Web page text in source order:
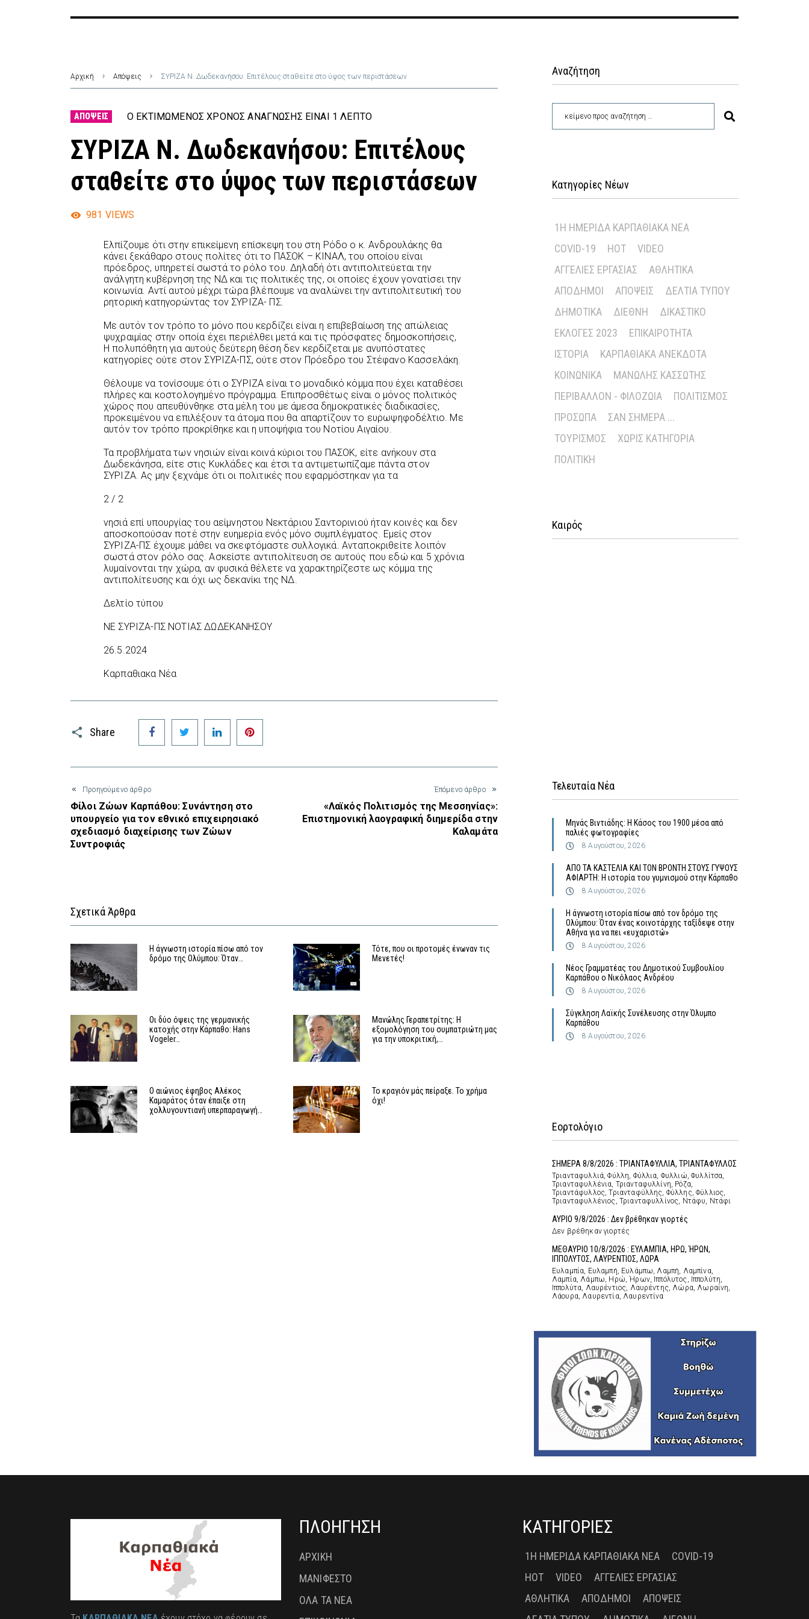
Αρχική Απόψεις ΣΥΡΙΖΑ Ν. Δωδεκανήσου: Επιτέλους σταθείτε στο ύψος των περιστάσεων
ΑΠΌΨΕΙΣ Ο ΕΚΤΙΜΏΜΕΝΟΣ ΧΡΌΝΟΣ ΑΝΆΓΝΩΣΗΣ ΕΊΝΑΙ 1 ΛΕΠΤΌ
ΣΥΡΙΖΑ Ν. Δωδεκανήσου: Επιτέλους
σταθείτε στο ύψος των περιστάσεων
981 VIEWS
Ελπίζουμε ότι στην επικείμενη επίσκεψη του στη Ρόδο ο κ. Ανδρουλάκης θα
κάνει ξεκάθαρο στους πολίτες ότι το ΠΑΣΟΚ – ΚΙΝΑΛ, του οποίου είναι
πρόεδρος, υπηρετεί σωστά το ρόλο του. Δηλαδή ότι αντιπολιτεύεται την
ανάλγητη κυβέρνηση της ΝΔ και τις πολιτικές της, οι οποίες έχουν γονατίσει την
κοινωνία. Αντί αυτού μέχρι τώρα βλέπουμε να αναλώνει την αντιπολιτευτική του
ρητορική κατηγορώντας τον ΣΥΡΙΖΑ- ΠΣ.
Με αυτόν τον τρόπο το μόνο που κερδίζει είναι η επιβεβαίωση της απώλειας
ψυχραιμίας στην οποία έχει περιέλθει μετά και τις πρόσφατες δημοσκοπήσεις,
Η πολυπόθητη για αυτούς δεύτερη θέση δεν κερδίζεται με ανυπόστατες
κατηγορίες ούτε στον ΣΥΡΙΖΑ-ΠΣ, ούτε στον Πρόεδρο του Στέφανο Κασσελάκη.
Θέλουμε να τονίσουμε ότι ο ΣΥΡΙΖΑ είναι το μοναδικό κόμμα που έχει καταθέσει
πλήρες και κοστολογημένο πρόγραμμα. Επιπροσθέτως είναι ο μόνος πολιτικός
χώρος που απευθύνθηκε στα μέλη του με άμεσα δημοκρατικές διαδικασίες,
προκειμένου να επιλέξουν τα άτομα που θα απαρτίζουν το ευρωψηφοδέλτιο. Με
αυτόν τον τρόπο προκρίθηκε και η υποψήφια του Νοτίου Αιγαίου.
Τα προβλήματα των νησιών είναι κοινά κύριοι του ΠΑΣΟΚ, είτε ανήκουν στα
Δωδεκάνησα, είτε στις Κυκλάδες και έτσι τα αντιμετωπίζαμε πάντα στον
ΣΥΡΙΖΑ. Ας μην ξεχνάμε ότι οι πολιτικές που εφαρμόστηκαν για τα
2 / 2
νησιά επί υπουργίας του αείμνηστου Νεκτάριου Σαντορινιού ήταν κοινές και δεν
αποσκοπούσαν ποτέ στην ευημερία ενός μόνο συμπλέγματος. Εμείς στον
ΣΥΡΙΖΑ-ΠΣ έχουμε μάθει να σκεφτόμαστε συλλογικά. Ανταποκριθείτε λοιπόν
σωστά στον ρόλο σας. Ασκείστε αντιπολίτευση σε αυτούς που εδώ και 5 χρόνια
λυμαίνονται την χώρα, αν φυσικά θέλετε να χαρακτηρίζεστε ως κόμμα της
αντιπολίτευσης και όχι ως δεκανίκι της ΝΔ.
Δελτίο τύπου
ΝΕ ΣΥΡΙΖΑ-ΠΣ ΝΟΤΙΑΣ ΔΩΔΕΚΑΝΗΣΟΥ
26.5.2024
Καρπαθιακα Νέα
Share
Facebook Twitter LinkedIn
Προηγούμενο άρθρο
Φίλοι Ζώων Καρπάθου: Συνάντηση στο
υπουργείο για τον εθνικό επιχειρησιακό
σχεδιασμό διαχείρισης των Ζώων
Συντροφιάς
Έπόμενο άρθρο
«Λαϊκός Πολιτισμός της Μεσσηνίας»:
Επιστημονική λαογραφική διημερίδα στην
Καλαμάτα
Σχετικά Άρθρα
Η άγνωστη ιστορία πίσω από τον
δρόμο της Ολύμπου: Όταν…
Τότε, που οι προτομές ένωναν τις
Μενετές!
Οι δύο όψεις της γερμανικής
κατοχής στην Κάρπαθο: Hans
Vogeler…
Μανώλης Γεραπετρίτης: Η
εξομολόγηση του συμπατριώτη μας
για την υποκριτική,…
Ο αιώνιος έφηβος Αλέκος
Καμαράτος όταν έπαιξε στη
χολλυγουντιανή υπερπαραγωγή…
Το κραγιόν μάς πείραξε. Το χρήμα
όχι!
Αναζήτηση
Κατηγορίες Νέων
1Η ΗΜΕΡΊΔΑ ΚΑΡΠΑΘΙΑΚΆ ΝΈΑ
COVID-19
HOT
VIDEO
ΑΓΓΕΛΊΕΣ ΕΡΓΑΣΊΑΣ
ΑΘΛΗΤΙΚΆ
ΑΠΌΔΗΜΟΙ
ΑΠΌΨΕΙΣ
ΔΕΛΤΊΑ ΤΎΠΟΥ
ΔΗΜΟΤΙΚΆ
ΔΙΕΘΝΉ
ΔΙΚΑΣΤΙΚΌ
ΕΚΛΟΓΈΣ 2023
ΕΠΙΚΑΙΡΌΤΗΤΑ
ΙΣΤΟΡΊΑ
ΚΑΡΠΑΘΙΑΚΆ ΑΝΈΚΔΟΤΑ
ΚΟΙΝΩΝΙΚΆ
ΜΑΝΏΛΗΣ ΚΑΣΣΏΤΗΣ
ΠΕΡΙΒΆΛΛΟΝ - ΦΙΛΟΖΩΊΑ
ΠΟΛΙΤΙΣΜΌΣ
ΠΡΌΣΩΠΑ
ΣΑΝ ΣΉΜΕΡΑ ...
ΤΟΥΡΙΣΜΌΣ
ΧΩΡΊΣ ΚΑΤΗΓΟΡΊΑ
ΠΟΛΙΤΙΚΉ
Καιρός
Τελευταία Νέα
Μηνάς Βιντιάδης: Η Κάσος του 1900 μέσα από
παλιές φωτογραφίες
8 Αυγούστου, 2026
ΑΠΟ ΤΑ ΚΑΣΤΕΛΙΑ ΚΑΙ ΤΟΝ ΒΡΟΝΤΗ ΣΤΟΥΣ ΓΥΨΟΥΣ
ΑΦΙΑΡΤΗ: Η ιστορία του γυμνισμού στην Κάρπαθο
8 Αυγούστου, 2026
Η άγνωστη ιστορία πίσω από τον δρόμο της
Ολύμπου: Όταν ένας κοινοτάρχης ταξίδεψε στην
Αθήνα για να πει «ευχαριστώ»
8 Αυγούστου, 2026
Νέος Γραμματέας του Δημοτικού Συμβουλίου
Καρπάθου ο Νικόλαος Ανδρέου
8 Αυγούστου, 2026
Σύγκληση Λαϊκής Συνέλευσης στην Όλυμπο
Καρπάθου
8 Αυγούστου, 2026
Εορτολόγιο
ΣΗΜΕΡΑ 8/8/2026 : ΤΡΙΑΝΤΑΦΥΛΛΙΑ, ΤΡΙΑΝΤΑΦΥΛΛΟΣ
Τριανταφυλλιά, Φύλλη, Φύλλια, Φυλλιώ, Φυλλίτσα,
Τριανταφυλλένια, Τριανταφυλλίνη, Ρόζα,
Τριαντάφυλλος, Τριανταφύλλης, Φύλλης, Φύλλιος,
Τριανταφυλλένιος, Τριανταφυλλίνος, Ντάφυ, Ντάφι
ΑΥΡΙΟ 9/8/2026 : Δεν βρέθηκαν γιορτές
Δεν βρέθηκαν γιορτές
ΜΕΘΑΥΡΙΟ 10/8/2026 : ΕΥΛΑΜΠΙΑ, ΗΡΩ, ΉΡΩΝ,
ΙΠΠΟΛΥΤΟΣ, ΛΑΥΡΕΝΤΙΟΣ, ΛΩΡΑ
Ευλαμπία, Ευλαμπή, Ευλάμπω, Λαμπή, Λαμπίνα,
Λαμπία, Λάμπω, Ηρώ, Ήρων, Ιππόλυτος, Ιππολύτη,
Ιππολύτα, Λαυρέντιος, Λαυρέντης, Λώρα, Λωραίνη,
Λάουρα, Λαυρεντία, Λαυρεντίνα
ΠΛΟΗΓΗΣΗ
ΑΡΧΙΚΗ
ΜΑΝΙΦΕΣΤΟ
ΟΛΑ ΤΑ ΝΕΑ
ΚΑΤΗΓΟΡΙΕΣ
1Η ΗΜΕΡΊΔΑ ΚΑΡΠΑΘΙΑΚΆ ΝΈΑ
COVID-19
HOT
VIDEO
ΑΓΓΕΛΊΕΣ ΕΡΓΑΣΊΑΣ
ΑΘΛΗΤΙΚΆ
ΑΠΌΔΗΜΟΙ
ΑΠΌΨΕΙΣ